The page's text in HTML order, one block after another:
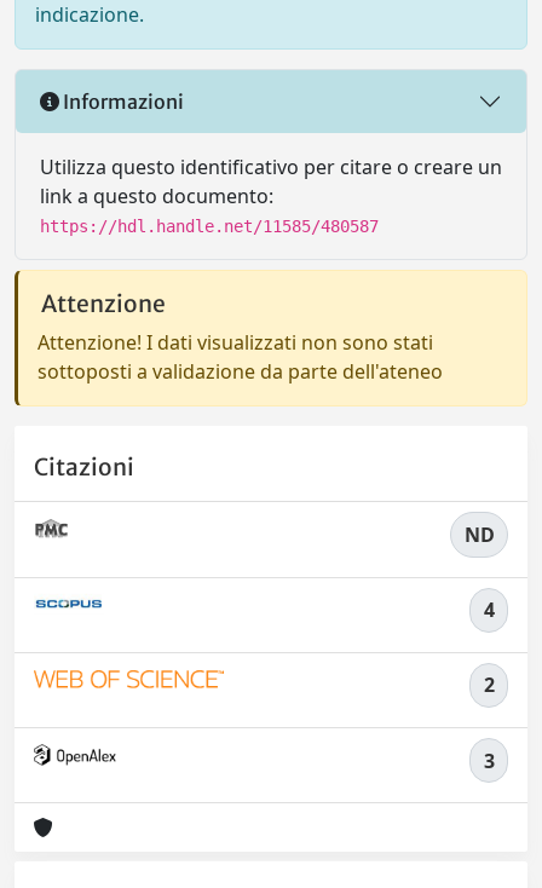
indicazione.
Informazioni
Utilizza questo identificativo per citare o creare un
link a questo documento:
https://hdl.handle.net/11585/480587
Attenzione
Attenzione! I dati visualizzati non sono stati
sottoposti a validazione da parte dell'ateneo
Citazioni
ND
4
2
3